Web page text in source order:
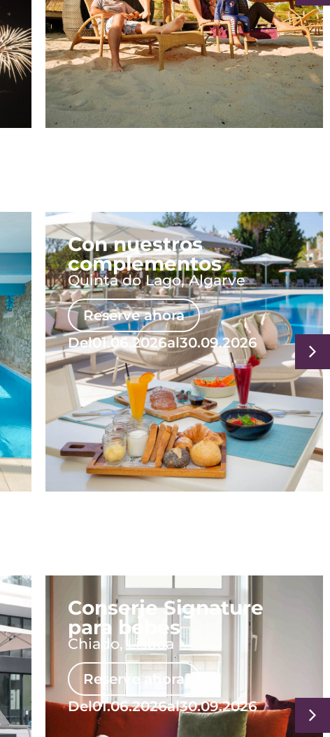
Con nuestros
complementos
Quinta do Lago, Algarve
Reserve ahora
Del01.06.2026al30.09.2026
Conserje Signature
para bebés
Chiado, Lisboa
Reserve ahora
Del01.06.2026al30.09.2026